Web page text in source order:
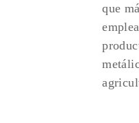
que